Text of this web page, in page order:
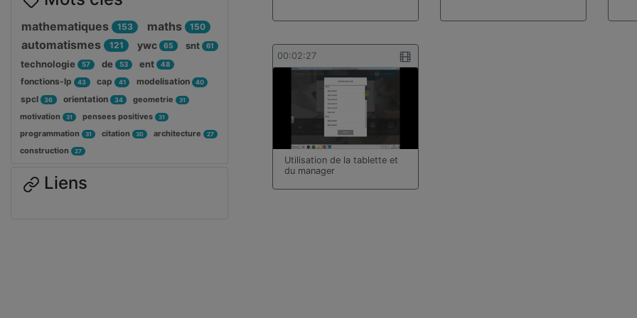
00:02:27
Utilisation de la tablette et
du manager
mathematiques 153 maths 150
automatismes 121 ywc 65 snt 61
technologie 57 de 53 ent 48
fonctions-lp 43 cap 41 modelisation 40
spcl 36 orientation 34 geometrie 31
motivation 31 pensees positives 31
programmation 31 citation 30 architecture 27
construction 27
Liens